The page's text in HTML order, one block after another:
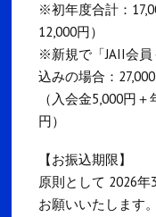
※初年度合計：
12,000円）
※新規で「JAII会
込みの場合：
（入会金5,000円
円）
【お振込期限】
原則として 2026
お願いいたします。